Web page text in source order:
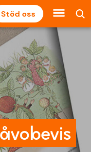
Stöd oss